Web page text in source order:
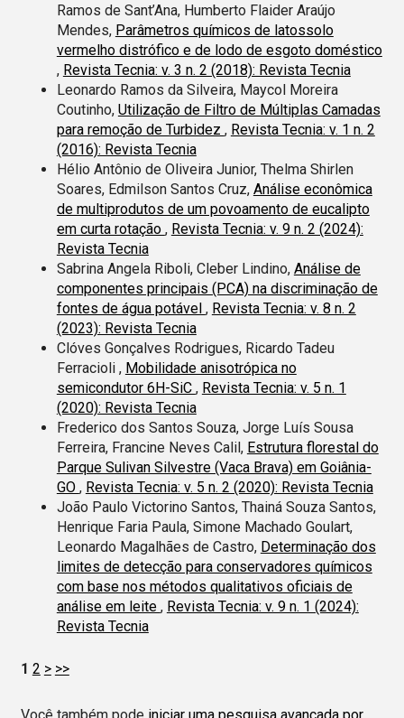
Ramos de Sant’Ana, Humberto Flaider Araújo
Mendes, Parâmetros químicos de latossolo
vermelho distrófico e de lodo de esgoto doméstico
, Revista Tecnia: v. 3 n. 2 (2018): Revista Tecnia
Leonardo Ramos da Silveira, Maycol Moreira
Coutinho, Utilização de Filtro de Múltiplas Camadas
para remoção de Turbidez , Revista Tecnia: v. 1 n. 2
(2016): Revista Tecnia
Hélio Antônio de Oliveira Junior, Thelma Shirlen
Soares, Edmilson Santos Cruz, Análise econômica
de multiprodutos de um povoamento de eucalipto
em curta rotação , Revista Tecnia: v. 9 n. 2 (2024):
Revista Tecnia
Sabrina Angela Riboli, Cleber Lindino, Análise de
componentes principais (PCA) na discriminação de
fontes de água potável , Revista Tecnia: v. 8 n. 2
(2023): Revista Tecnia
Clóves Gonçalves Rodrigues, Ricardo Tadeu
Ferracioli , Mobilidade anisotrópica no
semicondutor 6H-SiC , Revista Tecnia: v. 5 n. 1
(2020): Revista Tecnia
Frederico dos Santos Souza, Jorge Luís Sousa
Ferreira, Francine Neves Calil, Estrutura florestal do
Parque Sulivan Silvestre (Vaca Brava) em Goiânia-
GO , Revista Tecnia: v. 5 n. 2 (2020): Revista Tecnia
João Paulo Victorino Santos, Thainá Souza Santos,
Henrique Faria Paula, Simone Machado Goulart,
Leonardo Magalhães de Castro, Determinação dos
limites de detecção para conservadores químicos
com base nos métodos qualitativos oficiais de
análise em leite , Revista Tecnia: v. 9 n. 1 (2024):
Revista Tecnia
1 2 > >>